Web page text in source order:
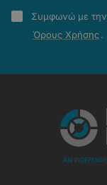
Πολιτική
Απορρήτου
Συμφωνώ με την
Όρους Χρήσης.